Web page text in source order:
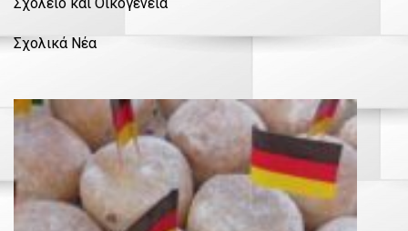
Σχολικά Νέα